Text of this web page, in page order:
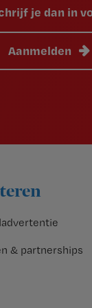
je dan in
Aanmelden
& partnerships